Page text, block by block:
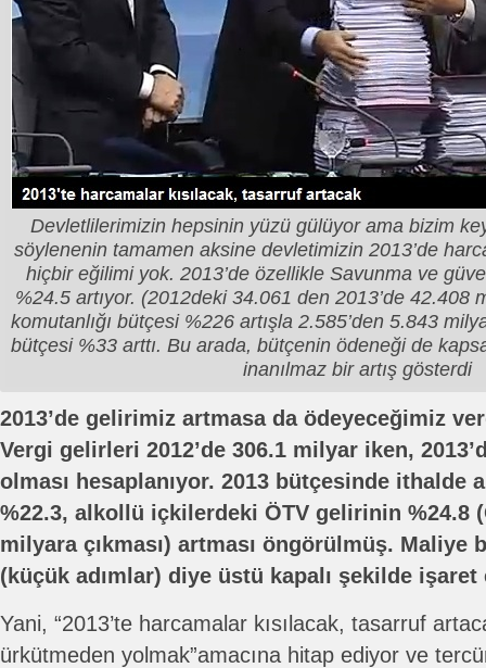
Devletlilerimizin hepsinin yüzü gülüyor ama bizim
söylenenin tamamen aksine devletimizin 2013’de
hiçbir eğilimi yok. 2013’de özellikle Savunma ve
%24.5 artıyor. (2012deki 34.061 den 2013’de 42.408
komutanlığı bütçesi %226 artışla 2.585’den 5.843
bütçesi %33 arttı. Bu arada, bütçenin ödeneği de
inanılmaz bir artış gösterdi
2013’de gelirimiz artmasa da ödeyeceğimiz
Vergi gelirleri 2012’de 306.1 milyar iken,
olması hesaplanıyor. 2013 bütçesinde ithalde
%22.3, alkollü içkilerdeki ÖTV gelirinin %24.8
milyara çıkması) artması öngörülmüş. Maliye
(küçük adımlar) diye üstü kapalı şekilde
Yani, “2013’te harcamalar kısılacak, tasarruf
ürkütmeden yolmak”amacına hitap ediyor ve